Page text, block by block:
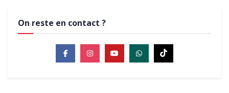
On reste en contact ?